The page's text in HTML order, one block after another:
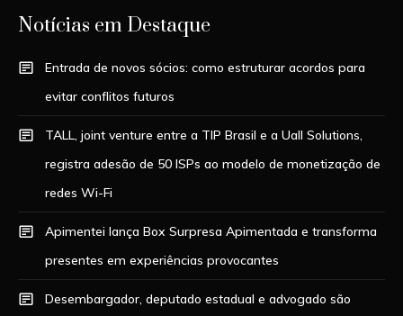
Notícias em Destaque
Entrada de novos sócios: como estruturar acordos para
evitar conflitos futuros
TALL, joint venture entre a TIP Brasil e a Uall Solutions,
registra adesão de 50 ISPs ao modelo de monetização de
redes Wi-Fi
Apimentei lança Box Surpresa Apimentada e transforma
presentes em experiências provocantes
Desembargador, deputado estadual e advogado são